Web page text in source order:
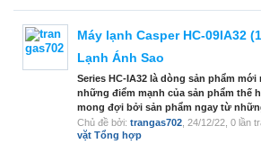
Máy lạnh Casper HC-09IA32
Lạnh Ánh Sao
Series HC-IA32 là dòng sản phẩm mới
những điểm mạnh của sản phẩm thế
mong đợi bởi sản phẩm ngay từ
Chủ đề bởi: trangas702 24/12/22 , 0 lần
vặt Tổng hợp